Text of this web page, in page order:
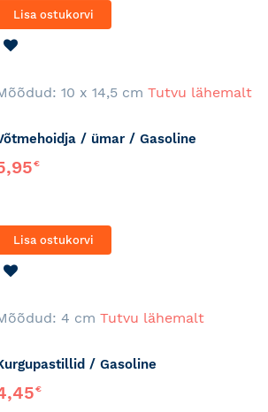
Lisa ostukorvi
10 x 14,5 cm Tutvu lähemalt
/ ümar / Gasoline
€
Lisa ostukorvi
4 cm Tutvu lähemalt
/ Gasoline
€